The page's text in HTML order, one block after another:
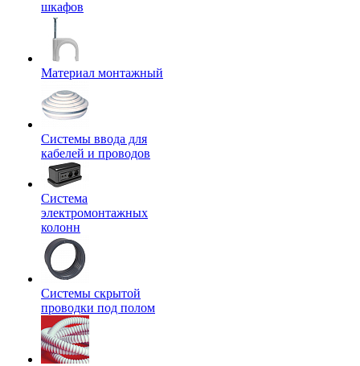
шкафов
Материал монтажный
Системы ввода для
кабелей и проводов
Система
электромонтажных
колонн
Системы скрытой
проводки под полом